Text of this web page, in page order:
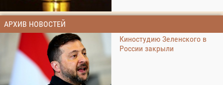
АРХИВ НОВОСТЕЙ
Киностудию Зеленского в
России закрыли